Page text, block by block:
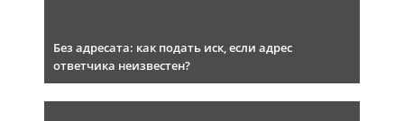
Без адресата: как подать иск, если адрес
ответчика неизвестен?